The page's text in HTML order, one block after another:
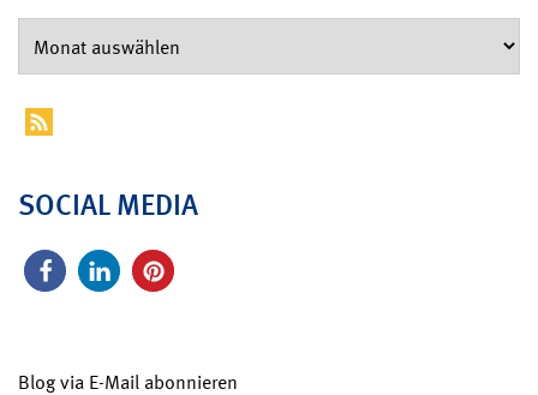
SOCIAL MEDIA
Blog via E-Mail abonnieren